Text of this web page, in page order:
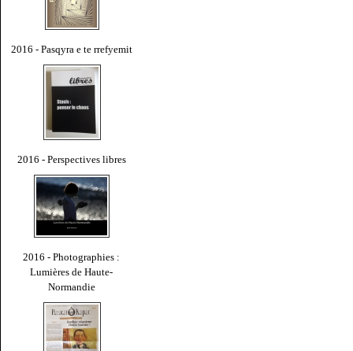
2016 - Pasqyra e te rrefyemit
2016 - Perspectives libres
2016 - Photographies :
Lumières de Haute-
Normandie